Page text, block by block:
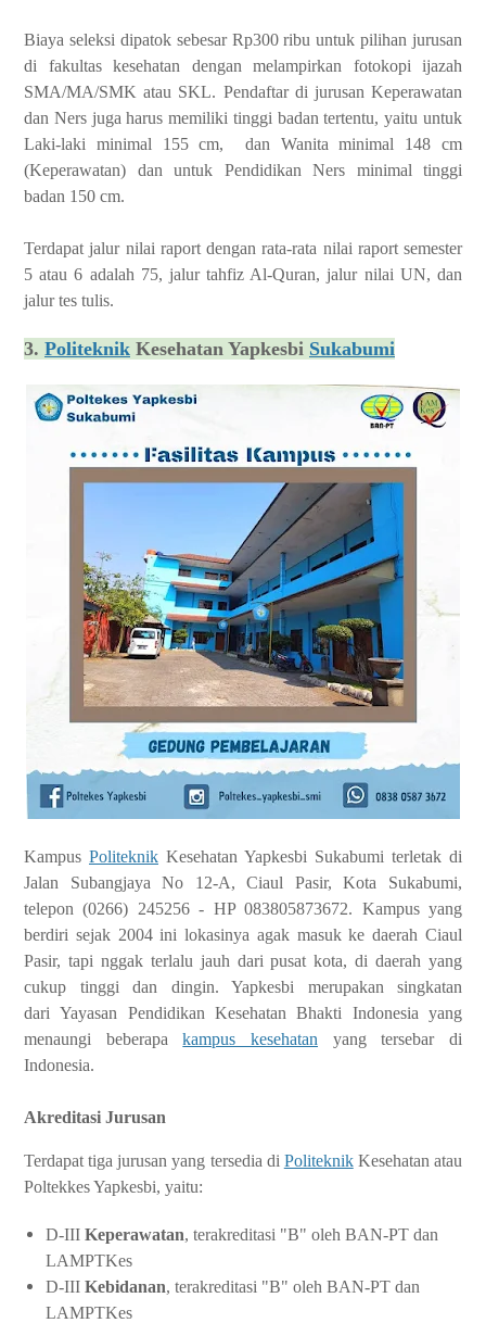
Biaya seleksi dipatok sebesar Rp300 ribu untuk pilihan jurusan
di fakultas kesehatan dengan melampirkan fotokopi ijazah
SMA/MA/SMK atau SKL. Pendaftar di jurusan Keperawatan
dan Ners juga harus memiliki tinggi badan tertentu, yaitu untuk
Laki-laki minimal 155 cm, dan Wanita minimal 148 cm
(Keperawatan) dan untuk Pendidikan Ners minimal tinggi
badan 150 cm.
Terdapat jalur nilai raport dengan rata-rata nilai raport semester
5 atau 6 adalah 75, jalur tahfiz Al-Quran, jalur nilai UN, dan
jalur tes tulis.
3. Politeknik Kesehatan Yapkesbi Sukabumi
Kampus Politeknik Kesehatan Yapkesbi Sukabumi terletak di
Jalan Subangjaya No 12-A, Ciaul Pasir, Kota Sukabumi,
telepon (0266) 245256 - HP 083805873672. Kampus yang
berdiri sejak 2004 ini lokasinya agak masuk ke daerah Ciaul
Pasir, tapi nggak terlalu jauh dari pusat kota, di daerah yang
cukup tinggi dan dingin. Yapkesbi merupakan singkatan
dari Yayasan Pendidikan Kesehatan Bhakti Indonesia yang
menaungi beberapakampus kesehatan yang tersebar di
Indonesia.
Akreditasi Jurusan
Terdapat tiga jurusan yang tersedia di PoliteknikKesehatan atau
Poltekkes Yapkesbi, yaitu:
D-III Keperawatan, terakreditasi "B" oleh BAN-PT dan
LAMPTKes
D-III Kebidanan, terakreditasi "B" oleh BAN-PT dan
LAMPTKes